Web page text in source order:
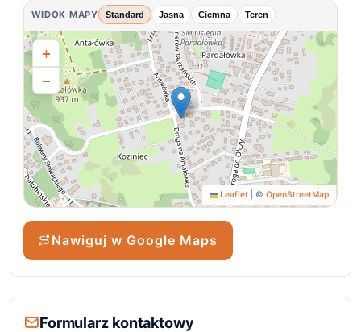
WIDOK MAPY Standard Jasna Ciemna Teren
+
−
Leaflet ©OpenStreetMap
Nawiguj w Google Maps
Formularz kontaktowy